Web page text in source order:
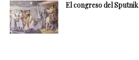
El congreso del